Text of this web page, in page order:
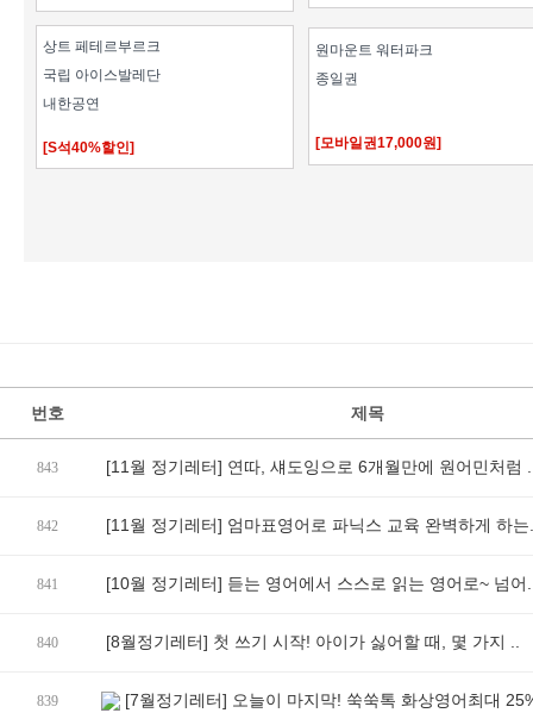
상트 페테르부르크
국립 아이스발레단
내한공연
[S석40%할인]
원마운트 워터파크
종일권
[모바일권17,000원]
번호 제목
843 [11월 정기레터] 연따, 섀도잉으로 6개월만에 원어민처럼
842 [11월 정기레터] 엄마표영어로 파닉스 교육 완벽하게 하는
841 [10월 정기레터] 듣는 영어에서 스스로 읽는 영어로~ 넘어
840 [8월정기레터] 첫 쓰기 시작! 아이가 싫어할 때, 몇 가지 ..
839 [7월정기레터] 오늘이 마지막! 쑥쑥톡 화상영어최대